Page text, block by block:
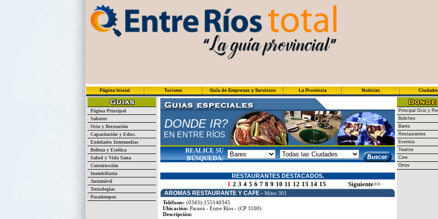
Página Inicial Turismo Guía de Empresas y Servicios La Provincia Noticias
Página Principal
Sabores
Ocio y Recreación
Capacitación y Educ.
Entidades Intermedias
Belleza y Estética
Salud y Vida Sana
Construcción
Inmobiliaria
Automóvil
Tecnologías
Pasatiempos
DONDE IR?
EN ENTRE RÍOS
REALICE SU
BÚSQUEDA:
RESTAURANTES DESTACADOS.
1 2 3 4 5 6 7 8 9 10 11 12 13 14 15 Siguiente>>
AROMAS RESTAURANTE Y CAFE - Mitre 301
Teléfono: (0343)-155140345
Ubicación: Paraná - Entre Ríos - (CP 3100)
Descripción:
Principal Ocio y
Boliches
Bares
Restaurantes
Eventos
Teatros
Cine
Otros